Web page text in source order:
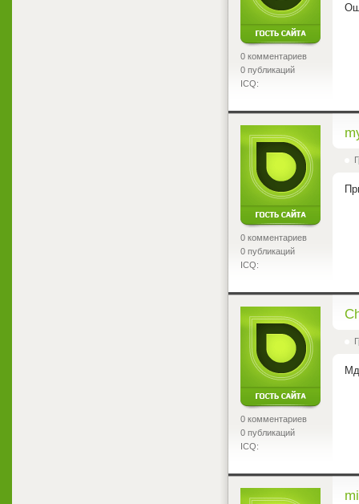
0 комментариев
0 публикаций
ICQ:
0 комментариев
0 публикаций
ICQ:
0 комментариев
0 публикаций
ICQ: